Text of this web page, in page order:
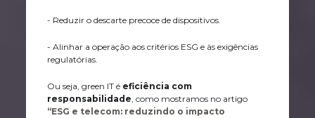
- Reduzir o descarte precoce de dispositivos.
- Alinhar a operação aos critérios ESG e às exigências
regulatórias.
Ou seja, green IT é eficiência com
responsabilidade, como mostramos no artigo
“ESG e telecom: reduzindo o impacto